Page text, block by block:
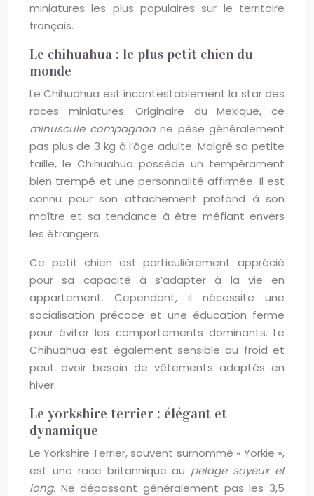
miniatures les plus populaires sur le territoire
français.
Le chihuahua : le plus petit chien du
monde
Le Chihuahua est incontestablement la star des
races miniatures. Originaire du Mexique, ce
minuscule compagnonne pèse généralement
pas plus de 3 kg à l’âge adulte. Malgré sa petite
taille, le Chihuahua possède un tempérament
bien trempé et une personnalité affirmée. Il est
connu pour son attachement profond à son
maître et sa tendance à être méfiant envers
les étrangers.
Ce petit chien est particulièrement apprécié
pour sa capacité à s’adapter à la vie en
appartement. Cependant, il nécessite une
socialisation précoce et une éducation ferme
pour éviter les comportements dominants. Le
Chihuahua est également sensible au froid et
peut avoir besoin de vêtements adaptés en
hiver.
Le yorkshire terrier : élégant et
dynamique
Le Yorkshire Terrier, souvent surnommé « Yorkie »,
est une race britannique au pelage soyeux et
long. Ne dépassant généralement pas les 3,5